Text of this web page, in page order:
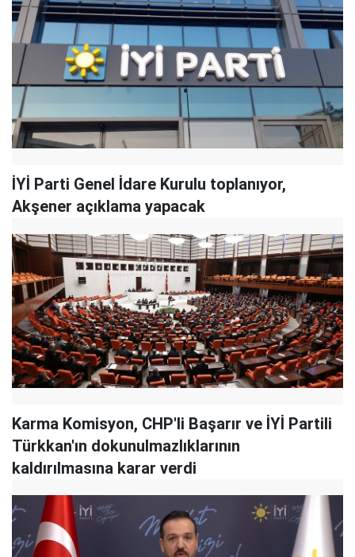
İYİ Parti Genel İdare Kurulu toplanıyor,
Akşener açıklama yapacak
Karma Komisyon, CHP'li Başarır ve İYİ Partili
Türkkan'ın dokunulmazlıklarının
kaldırılmasına karar verdi